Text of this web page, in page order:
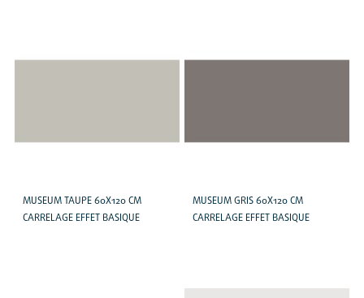
MUSEUM TAUPE 60X120 CM
CARRELAGE EFFET BASIQUE
MUSEUM GRIS 60X120 CM
CARRELAGE EFFET BASIQUE